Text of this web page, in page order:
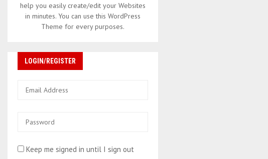
help you easily create/edit your Websites
in minutes. You can use this WordPress
Theme for every purposes.
LOGIN/REGISTER
Keep me signed in until I sign out